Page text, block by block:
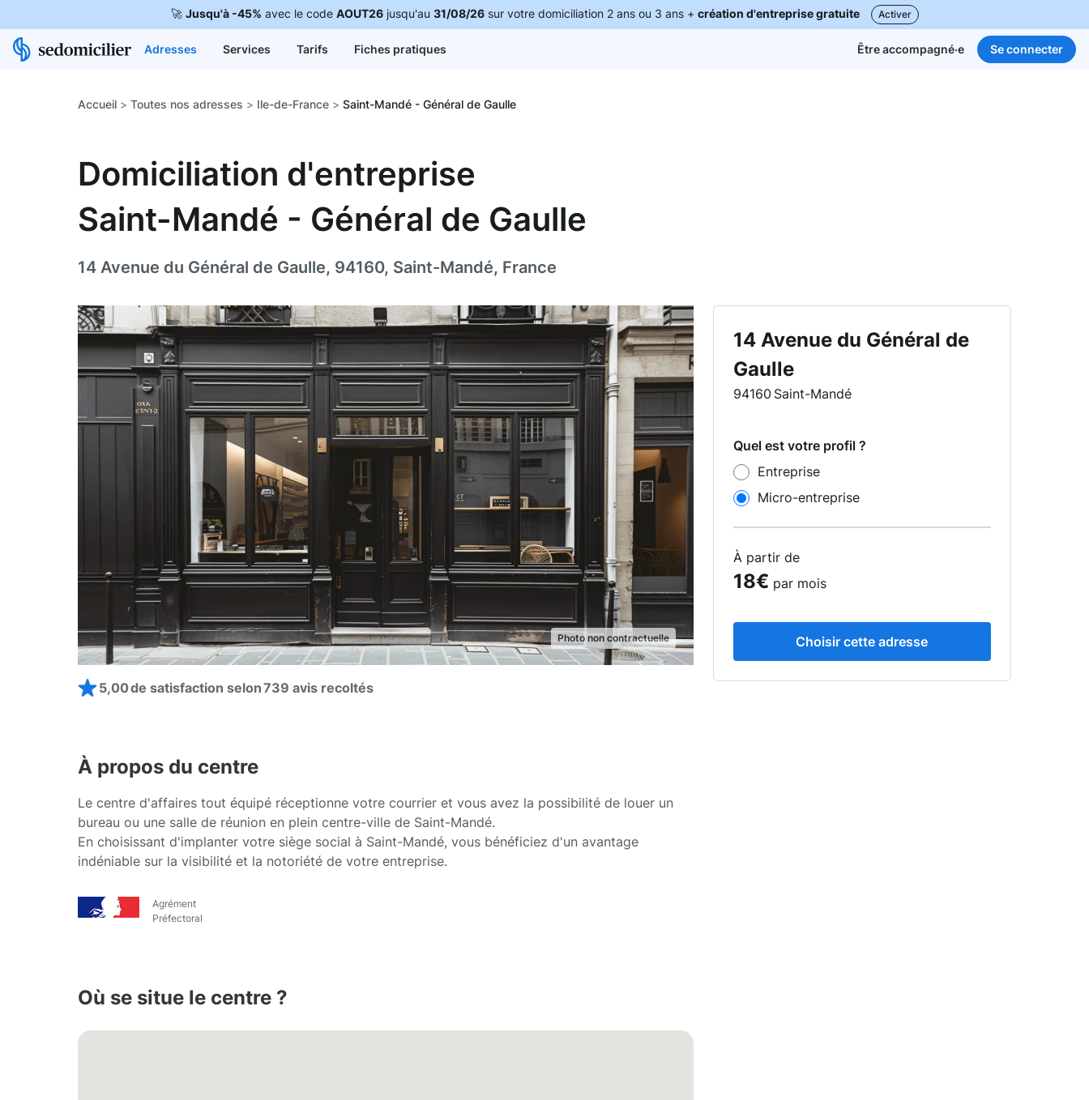
🚀 Jusqu'à -45% avec le code AOUT26jusqu'au 31/08/26sur votre domiciliation 2 ans ou 3 ans + création d'entreprise gratuite Activer
Adresses Services Tarifs Fiches pratiques Être accompagné·e Se connecter
Accueil > Toutes nos adresses > Ile-de-France > Saint-Mandé - Général de Gaulle
Domiciliation d'entreprise
Saint-Mandé - Général de Gaulle
14 Avenue du Général de Gaulle, 94160, Saint-Mandé, France
Photo non contractuelle
5,00 de satisfaction selon739 avis recoltés
À propos du centre
Le centre d'affaires tout équipé réceptionne votre courrier et vous avez la possibilité de louer un
bureau ou une salle de réunion en plein centre-ville de Saint-Mandé.
En choisissant d'implanter votre siège social à Saint-Mandé, vous bénéficiez d'un avantage
indéniable sur la visibilité et la notoriété de votre entreprise.
Agrément
Préfectoral
Où se situe le centre ?
14 Avenue du Général de
Gaulle
94160 Saint-Mandé
Quel est votre profil ?
Entreprise
Micro-entreprise
À partir de
18€ par mois
Choisir cette adresse